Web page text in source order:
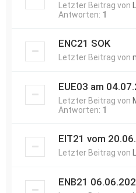
Letzter Beitrag von
Antworten: 1
ENC21 SOK
Letzter Beitrag von
EUE03 am
Letzter Beitrag von
Antworten: 1
EIT21 vom
Letzter Beitrag von
ENB21